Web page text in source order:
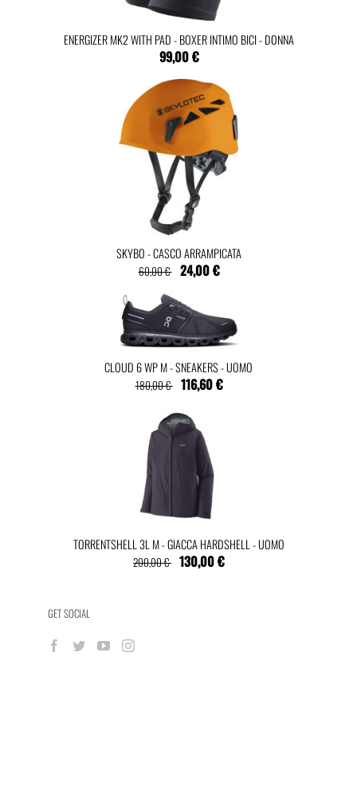
ENERGIZER MK2 WITH PAD - BOXER INTIMO BICI - DONNA
99,00 €
SKYBO - CASCO ARRAMPICATA
60,00 € 24,00 €
CLOUD 6 WP M - SNEAKERS - UOMO
180,00 € 116,60 €
TORRENTSHELL 3L M - GIACCA HARDSHELL - UOMO
200,00 € 130,00 €
GET SOCIAL